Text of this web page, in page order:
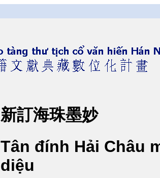
新訂海珠墨妙
Tân đính Hải Châu
diệu